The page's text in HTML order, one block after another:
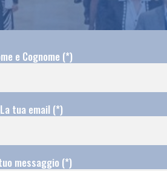
e Cognome (*)
La tua email (*)
messaggio (*)